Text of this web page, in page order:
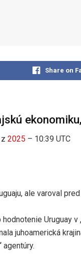
Share on
z 2025 – 10:39 UTC
ale varoval
Uruguay v
juhoamerická
agentúry.